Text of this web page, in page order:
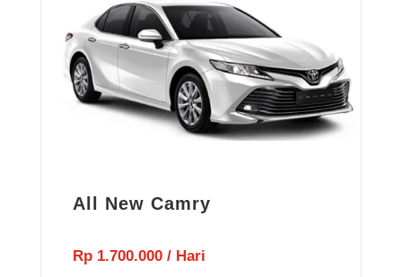
All New Camry
Rp 1.700.000 / Hari